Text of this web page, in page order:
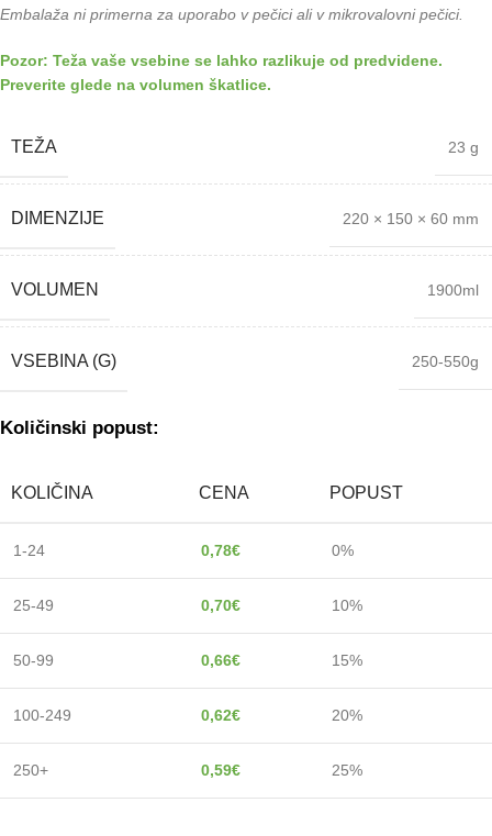
Embalaža ni primerna za uporabo v pečici ali v mikrovalovni pečici.
Pozor: Teža vaše vsebine se lahko razlikuje od predvidene.
Preverite glede na volumen škatlice.
TEŽA 23 g
DIMENZIJE 220 × 150 × 60 mm
VOLUMEN 1900ml
VSEBINA (G) 250-550g
Količinski popust:
KOLIČINA CENA POPUST
1-24 0,78€ 0%
25-49 0,70€ 10%
50-99 0,66€ 15%
100-249 0,62€ 20%
250+ 0,59€ 25%